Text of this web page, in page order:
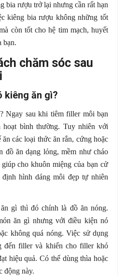
bia rượu trở lại nhưng cần rất hạn
kiêng bia rượu không những tốt
còn tốt cho hệ tim mạch, huyết
bạn.
chăm sóc sau
kiêng ăn gì?
Ngay sau khi tiêm filler môi bạn
hoạt bình thường. Tuy nhiên với
ăn các loại thức ăn rắn, cứng hoặc
đồ ăn dạng lỏng, mềm như cháo
cho khuôn miệng của bạn cử
hình dáng môi đẹp tự nhiên
gì thì đó chính là đồ ăn nóng.
ăn gì nhưng với điều kiện nó
không quá nóng. Việc sử dụng
đến filler và khiến cho filler khó
hiệu quả. Có thể dùng thìa hoặc
động này.